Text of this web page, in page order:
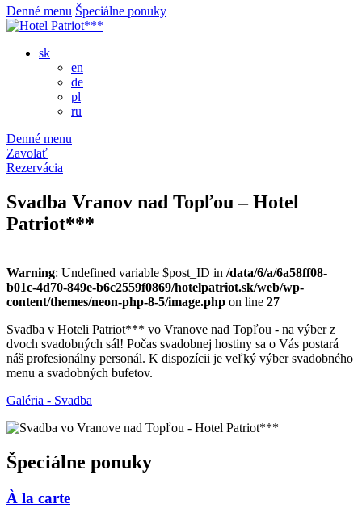
Denné menu Špeciálne ponuky
sk
en
de
pl
ru
Denné menu
Zavolať
Rezervácia
Svadba Vranov nad Topľou – Hotel
Patriot***
Warning: Undefined variable $post_ID in /data/6/a/6a58ff08-
b01c-4d70-849e-b6c2559f0869/hotelpatriot.sk/web/wp-
content/themes/neon-php-8-5/image.php on line 27
Svadba v Hoteli Patriot*** vo Vranove nad Topľou - na výber z
dvoch svadobných sál! Počas svadobnej hostiny sa o Vás postará
náš profesionálny personál. K dispozícii je veľký výber svadobného
menu a svadobných bufetov.
Galéria - Svadba
Špeciálne ponuky
À la carte